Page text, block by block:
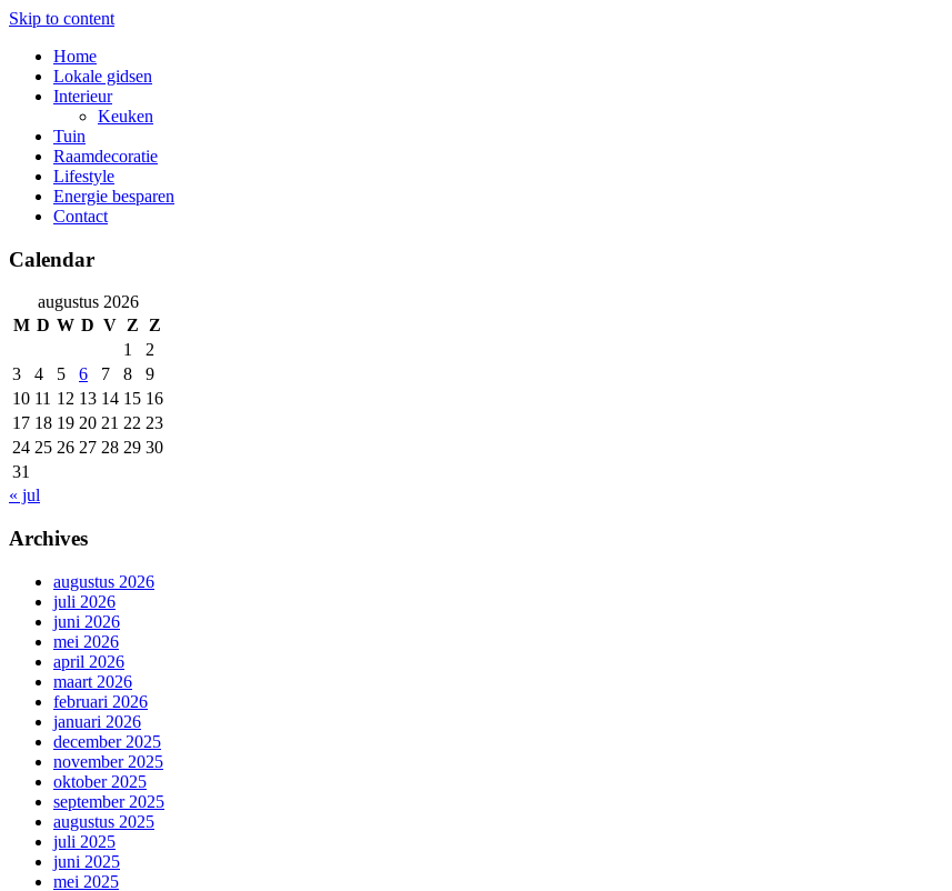
Skip to content
Home
Lokale gidsen
Interieur
Keuken
Tuin
Raamdecoratie
Lifestyle
Energie besparen
Contact
Calendar
augustus 2026
M D W D V Z Z
1
2
3
4 5 6 7 8
9
10 11 12 13 14 15 16
17 18 19 20 21 22 23
24 25 26 27 28 29 30
31
« jul
Archives
augustus 2026
juli 2026
juni 2026
mei 2026
april 2026
maart 2026
februari 2026
januari 2026
december 2025
november 2025
oktober 2025
september 2025
augustus 2025
juli 2025
juni 2025
mei 2025